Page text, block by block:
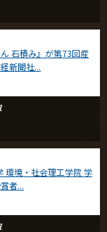
石積み』が第73回産
新聞社...
環境・社会理工学院 学
者...